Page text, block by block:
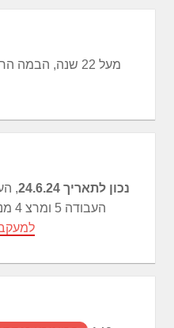
מעל 22 שנה,
נכון לתאריך 24.6.24
(N12), העבודה 5 ומרצ 4 מנדטים (מעריב)